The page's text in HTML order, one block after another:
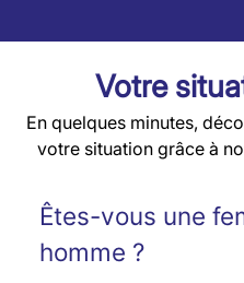
Votre
En quelques minutes,
votre situation grâce à